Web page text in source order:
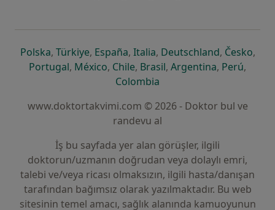
Polskayeni bir sekmede açılır
, Türkiyeyeni bir sekmede açılır
, Españayeni bir sekmede açılır
, Italiayeni bir sekmede açılır
, Deutschlandyeni bir
, Českoyeni
,
Portugalyeni bir sekmede açılır
, Méxicoyeni bir sekmede açılır
, Chileyeni bir sekmede açılır
, Brasilyeni bir sekmede açılır
, Argentinayeni bir
, Perúyeni
,
Colombia
www.doktortakvimi.com © 2026 - Doktor bul ve
randevu al
İş bu sayfada yer alan görüşler, ilgili
doktorun/uzmanın doğrudan veya dolaylı emri,
talebi ve/veya ricası olmaksızın, ilgili hasta/danışan
tarafından bağımsız olarak yazılmaktadır. Bu web
sitesinin temel amacı, sağlık alanında kamuoyunun